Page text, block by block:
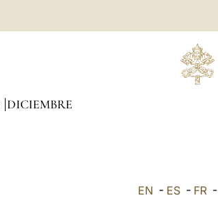
DICIEMBRE
EN - ES- FR-